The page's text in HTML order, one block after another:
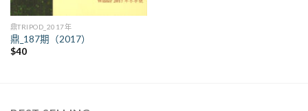
鼎TRIPOD_2017年
鼎_187期（2017）
$40